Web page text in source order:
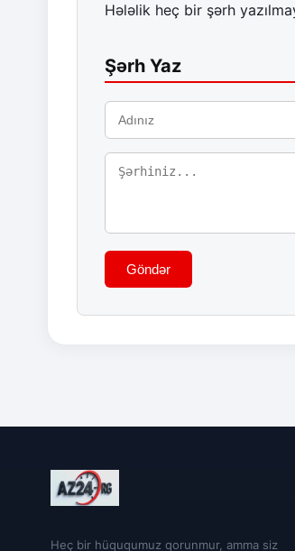
Hələlik heç bir şərh
Şərh Yaz
Göndər
Heç bir hüququmuz qorunmur, amma siz